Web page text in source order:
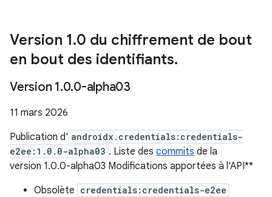
Version 1.0 du chiffrement de bout
en bout des identifiants.
Version 1.0.0-alpha03
11 mars 2026
Publication d' androidx.credentials:credentials-
e2ee:1.0.0-alpha03 . Liste des commits de la
version 1.0.0-alpha03 Modifications apportées à l'API**
Obsolète credentials:credentials-e2ee